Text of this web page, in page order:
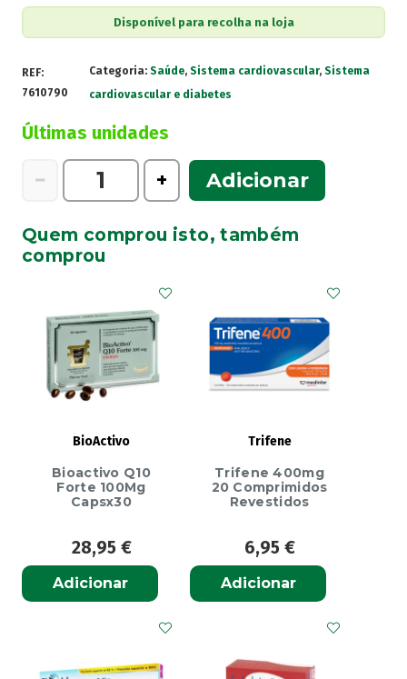
Disponível para recolha na loja
REF:
7610790
Categoria: Saúde, Sistema cardiovascular, Sistema
cardiovascular e diabetes
Últimas unidades
−
Quantidade
Omega
3-
Caps
X100
cápsulas
+ Adicionar
Quem comprou isto, também
comprou
BioActivo
Bioactivo Q10
Forte 100Mg
Capsx30
28,95 €
Adicionar
Trifene
Trifene 400mg
20 Comprimidos
Revestidos
6,95 €
Adicionar